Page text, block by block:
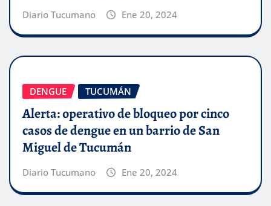
Diario Tucumano Ene 20, 2024
DENGUE TUCUMÁN
Alerta: operativo de bloqueo por cinco
casos de dengue en un barrio de San
Miguel de Tucumán
Diario Tucumano Ene 20, 2024